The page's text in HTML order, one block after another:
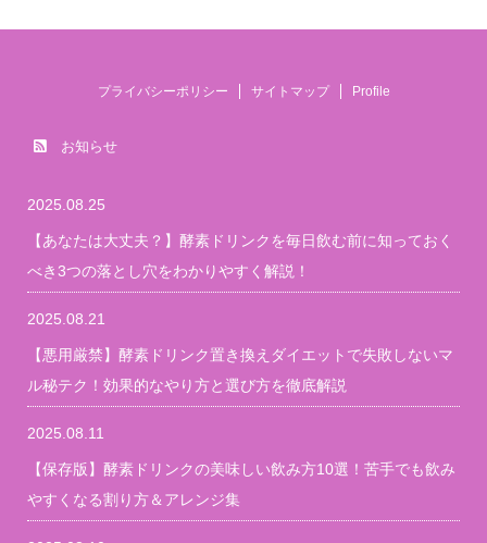
プライバシーポリシー サイトマップ Profile
お知らせ
2025.08.25
【あなたは大丈夫？】酵素ドリンクを毎日飲む前に知っておく
べき3つの落とし穴をわかりやすく解説！
2025.08.21
【悪用厳禁】酵素ドリンク置き換えダイエットで失敗しないマ
ル秘テク！効果的なやり方と選び方を徹底解説
2025.08.11
【保存版】酵素ドリンクの美味しい飲み方10選！苦手でも飲み
やすくなる割り方＆アレンジ集